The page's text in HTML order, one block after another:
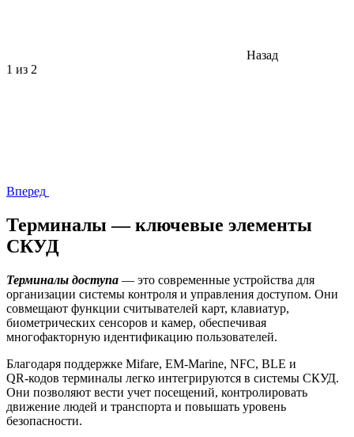
Назад
1 из 2
Вперед
Терминалы — ключевые элементы
СКУД
Терминалы доступа — это современные устройства для
организации системы контроля и управления доступом. Они
совмещают функции считывателей карт, клавиатур,
биометрических сенсоров и камер, обеспечивая
многофакторную идентификацию пользователей.
Благодаря поддержке Mifare, EM‑Marine, NFC, BLE и
QR‑кодов терминалы легко интегрируются в системы СКУД.
Они позволяют вести учет посещений, контролировать
движение людей и транспорта и повышать уровень
безопасности.